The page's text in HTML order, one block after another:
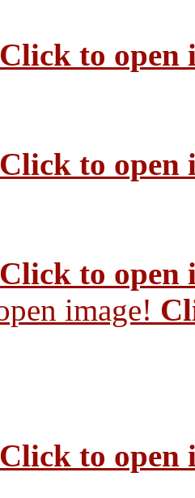
Click to open
Click to open
Click to open
Click to open